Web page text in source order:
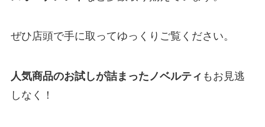
ぜひ店頭で手に取ってゆっくりご覧ください。
人気商品のお試しが詰まったノベルティ もお見逃
しなく！